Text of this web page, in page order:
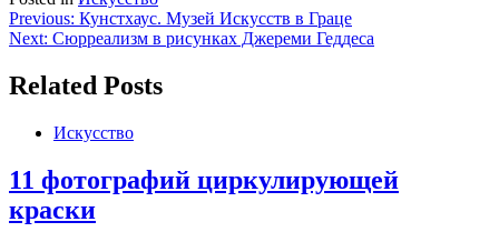
Навигация
по
записям
Previous: Кунстхаус. Музей Искусств в Граце
Next: Сюрреализм в рисунках Джереми Геддеса
Related Posts
Искусство
11 фотографий циркулирующей
краски